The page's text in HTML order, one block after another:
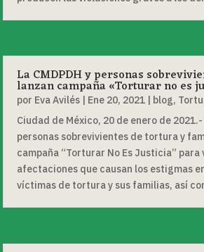
La CMDPDH y personas
lanzan campaña «Torturar no es
por Eva Avilés | Ene 20, 2021 | blog,
Ciudad de México, 20 de enero de 2021.-
personas sobrevivientes de tortura y
campaña “Torturar No Es Justicia”
afectaciones que causan los estigmas
víctimas de tortura y sus familias, así